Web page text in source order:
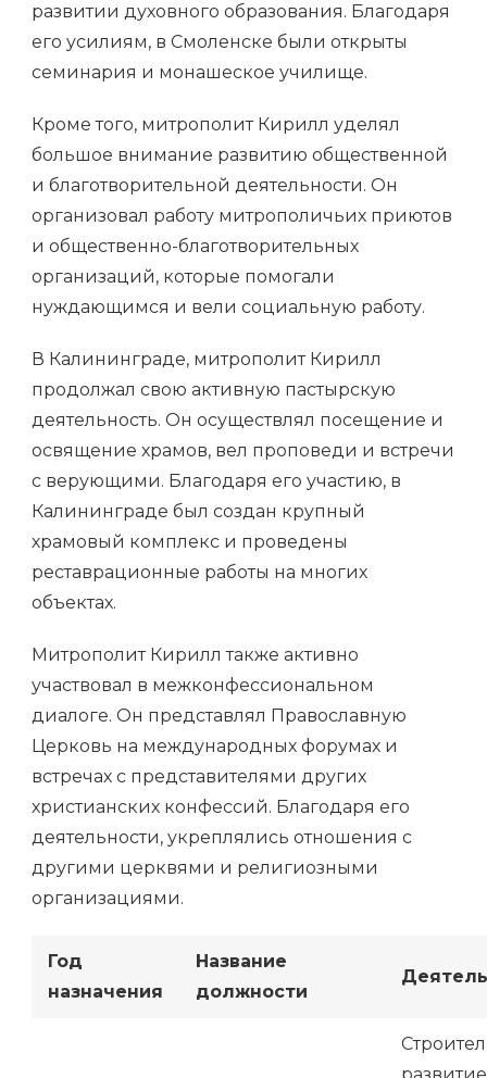
развитии духовного образования. Благодаря
его усилиям, в Смоленске были открыты
семинария и монашеское училище.
Кроме того, митрополит Кирилл уделял
большое внимание развитию общественной
и благотворительной деятельности. Он
организовал работу митрополичьих приютов
и общественно-благотворительных
организаций, которые помогали
нуждающимся и вели социальную работу.
В Калининграде, митрополит Кирилл
продолжал свою активную пастырскую
деятельность. Он осуществлял посещение и
освящение храмов, вел проповеди и встречи
с верующими. Благодаря его участию, в
Калининграде был создан крупный
храмовый комплекс и проведены
реставрационные работы на многих
объектах.
Митрополит Кирилл также активно
участвовал в межконфессиональном
диалоге. Он представлял Православную
Церковь на международных форумах и
встречах с представителями других
христианских конфессий. Благодаря его
деятельности, укреплялись отношения с
другими церквями и религиозными
организациями.
Год
назначения
Название
должности